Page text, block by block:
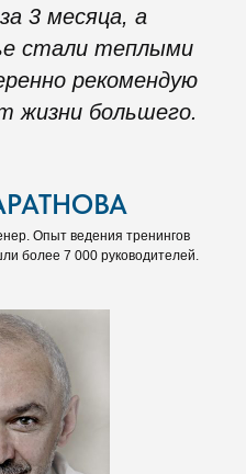
3 месяца, а
стали теплыми
рекомендую
жизни большего.
Опыт ведения тренингов
более 7 000 руководителей.